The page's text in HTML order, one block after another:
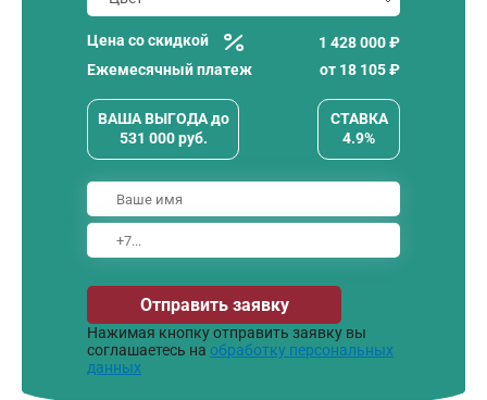
Цена со скидкой
1 428 000 ₽
Ежемесячный платеж
от 18 105₽
ВАША ВЫГОДАдо
531 000руб.
СТАВКА
4.9%
Отправить заявку
Нажимая кнопку отправить заявку вы
соглашаетесь на обработку персональных
данных